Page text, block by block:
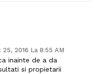
25, 2016 La 8:55 AM
inainte de a da
si propietarii